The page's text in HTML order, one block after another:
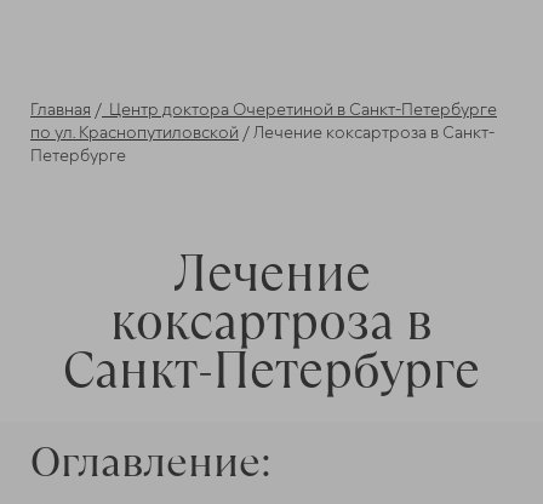
Главная / Центр доктора Очеретиной в Санкт-Петербурге
по ул. Краснопутиловской / Лечение коксартроза в Санкт-
Петербурге
Лечение
коксартроза в
Санкт-Петербурге
Оглавление: